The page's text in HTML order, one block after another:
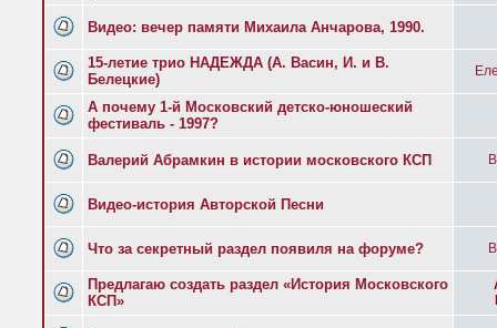
Видео: вечер памяти Михаила Анчарова, 1990.
15-летие трио НАДЕЖДА (А. Васин, И. и В.
Белецкие)
А почему 1-й Московский детско-юношеский
фестиваль - 1997?
Валерий Абрамкин в истории московского КСП
Видео-история Авторской Песни
Что за секретный раздел появиля на форуме?
Предлагаю создать раздел «История Московского
КСП»